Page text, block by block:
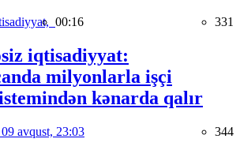
00:16 331
iqtisadiyyat:
milyonlarla işçi
kənarda qalır
09 avqust, 23:03 344